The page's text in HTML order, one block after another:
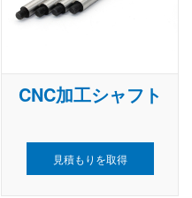
CNC加工シャフト
見積もりを取得